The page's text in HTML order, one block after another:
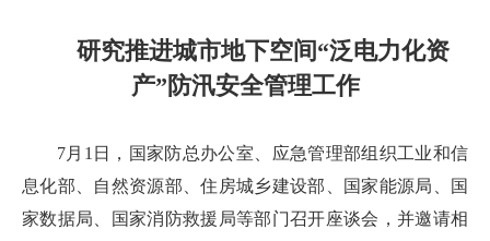
研究推进城市地下空间“泛电力化资
产” 防汛安全管理工作
7月1日，国家防总办公室、应急管理部组织工业和信
息化部、自然资源部、住房城乡建设部、国家能源局、国
家数据局、国家消防救援局等部门召开座谈会，并邀请相